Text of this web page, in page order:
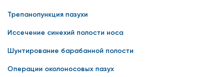
Трепанопункция пазухи
Иссечение синехий полости носа
Шунтирование барабанной полости
Операции околоносовых пазух